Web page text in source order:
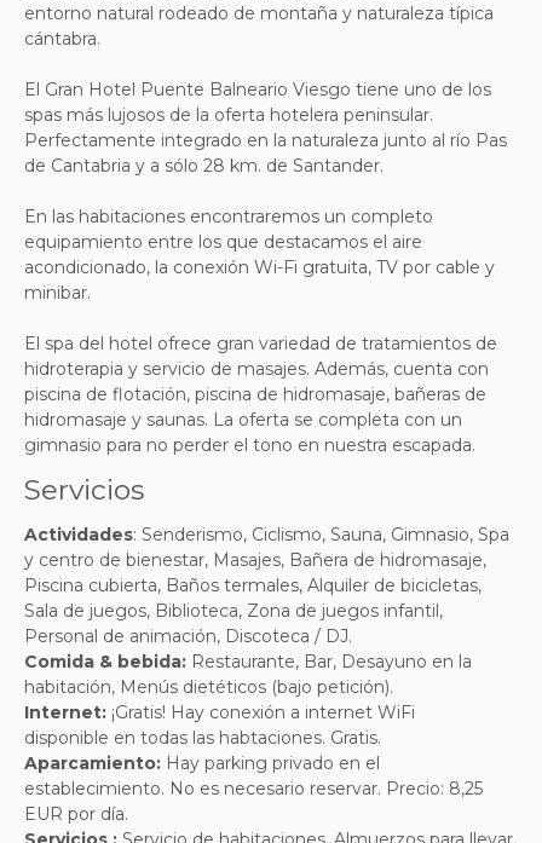
entorno natural rodeado de montaña y naturaleza típica
cántabra.
El Gran Hotel Puente Balneario Viesgo tiene uno de los
spas más lujosos de la oferta hotelera peninsular.
Perfectamente integrado en la naturaleza junto al río Pas
de Cantabria y a sólo 28 km. de Santander.
En las habitaciones encontraremos un completo
equipamiento entre los que destacamos el aire
acondicionado, la conexión Wi-Fi gratuita, TV por cable y
minibar.
El spa del hotel ofrece gran variedad de tratamientos de
hidroterapia y servicio de masajes. Además, cuenta con
piscina de flotación, piscina de hidromasaje, bañeras de
hidromasaje y saunas. La oferta se completa con un
gimnasio para no perder el tono en nuestra escapada.
Servicios
Actividades: Senderismo, Ciclismo, Sauna, Gimnasio, Spa
y centro de bienestar, Masajes, Bañera de hidromasaje,
Piscina cubierta, Baños termales, Alquiler de bicicletas,
Sala de juegos, Biblioteca, Zona de juegos infantil,
Personal de animación, Discoteca / DJ.
Comida & bebida: Restaurante, Bar, Desayuno en la
habitación, Menús dietéticos (bajo petición).
Internet: ¡Gratis! Hay conexión a internet WiFi
disponible en todas las habtaciones. Gratis.
Aparcamiento: Hay parking privado en el
establecimiento. No es necesario reservar. Precio: 8,25
EUR por día.